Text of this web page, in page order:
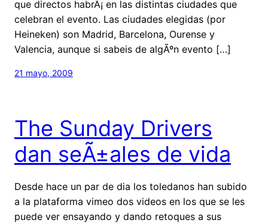
que directos habrÃ¡ en las distintas ciudades que
celebran el evento. Las ciudades elegidas (por
Heineken) son Madrid, Barcelona, Ourense y
Valencia, aunque si sabeis de algÃºn evento […]
21 mayo, 2009
The Sunday Drivers
dan seÃ±ales de vida
Desde hace un par de dia los toledanos han subido
a la plataforma vimeo dos videos en los que se les
puede ver ensayando y dando retoques a sus